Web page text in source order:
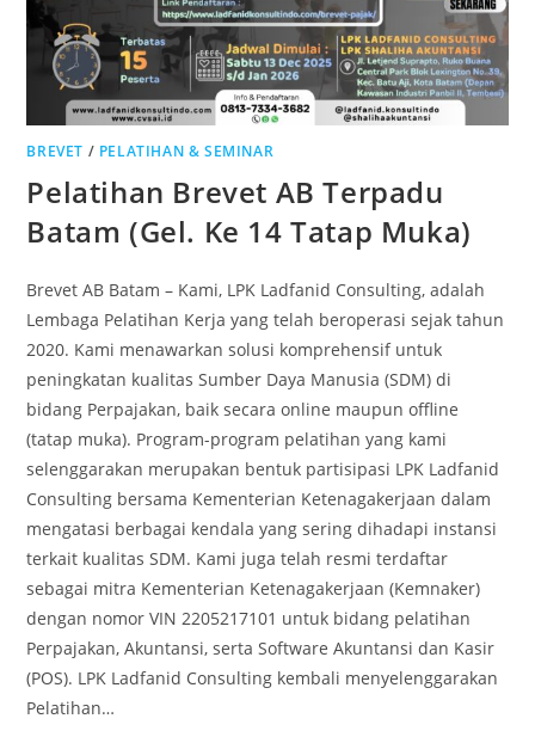
BREVET / PELATIHAN & SEMINAR
Pelatihan Brevet AB Terpadu
Batam (Gel. Ke 14 Tatap Muka)
Brevet AB Batam – Kami, LPK Ladfanid Consulting, adalah
Lembaga Pelatihan Kerja yang telah beroperasi sejak tahun
2020. Kami menawarkan solusi komprehensif untuk
peningkatan kualitas Sumber Daya Manusia (SDM) di
bidang Perpajakan, baik secara online maupun offline
(tatap muka). Program-program pelatihan yang kami
selenggarakan merupakan bentuk partisipasi LPK Ladfanid
Consulting bersama Kementerian Ketenagakerjaan dalam
mengatasi berbagai kendala yang sering dihadapi instansi
terkait kualitas SDM. Kami juga telah resmi terdaftar
sebagai mitra Kementerian Ketenagakerjaan (Kemnaker)
dengan nomor VIN 2205217101 untuk bidang pelatihan
Perpajakan, Akuntansi, serta Software Akuntansi dan Kasir
(POS). LPK Ladfanid Consulting kembali menyelenggarakan
Pelatihan…